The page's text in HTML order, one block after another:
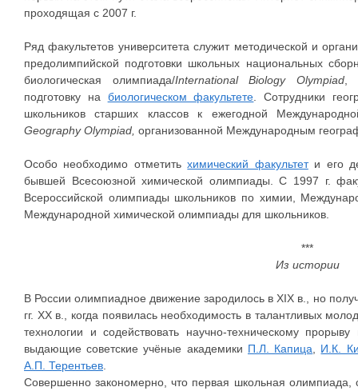
проходящая с 2007 г.
Ряд факультетов университета служит методической и
предолимпийской подготовки школьных национальных
биологическая олимпиада/International Biology Olympiad
подготовку на биологическом факультете . Сотрудники
школьников старших классов к ежегодной
Geography Olympiad, организованной Международным
Особо необходимо отметитьхимический факультети его
бывшей Всесоюзной химической олимпиады. С 1997 г.
Всероссийской олимпиады школьников по химии,
Международной химической олимпиады для школьников.
***
Из истории
В России олимпиадное движение зародилось в XIX в., но
гг. XX в., когда появилась необходимость в талантливых
технологии и содействовать научно-техническому
выдающие советские учёные академики П.Л. Капица
И.К.
А.П. Терентьев
Совершенно закономерно, что первая школьная олимпиада,